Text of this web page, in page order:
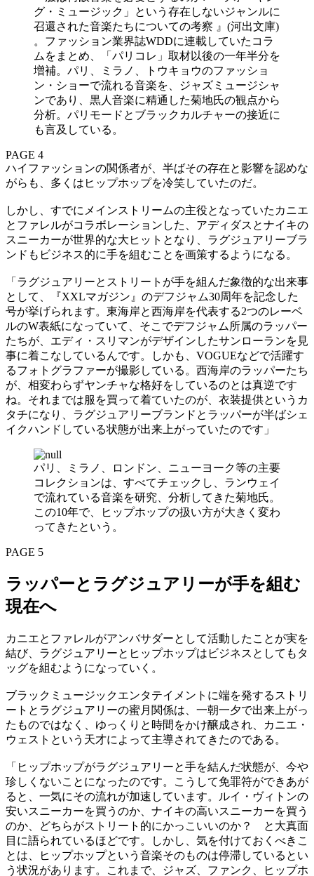
グ・ミュージック」という存在しないジャンルに
召還された音楽たちについての考察 』(河出文庫)
。ファッション業界誌WDDに連載していたコラ
ムをまとめ、「パリコレ」取材以後の一年半分を
増補。パリ、ミラノ、トウキョウのファッショ
ン・ショーで流れる音楽を、ジャズミュージシャ
ンであり、黒人音楽に精通した菊地氏の観点から
分析。パリモードとブラックカルチャーの接近に
も言及している。
PAGE 4
ハイファッションの関係者が、半ばその存在と影響を認めな
がらも、多くはヒップホップを冷笑していたのだ。
しかし、すでにメインストリームの主役となっていたカニエ
とファレルがコラボレーションした、アディダスとナイキの
スニーカーが世界的な大ヒットとなり、ラグジュアリーブラ
ンドもビジネス的に手を組むことを画策するようになる。
「ラグジュアリーとストリートが手を組んだ象徴的な出来事
として、『XXLマガジン』のデフジャム30周年を記念した
号が挙げられます。東海岸と西海岸を代表する2つのレーベ
ルのW表紙になっていて、そこでデフジャム所属のラッパー
たちが、エディ・スリマンがデザインしたサンローランを見
事に着こなしているんです。しかも、VOGUEなどで活躍す
るフォトグラファーが撮影している。西海岸のラッパーたち
が、相変わらずヤンチャな格好をしているのとは真逆です
ね。それまでは服を買って着ていたのが、衣装提供というカ
タチになり、ラグジュアリーブランドとラッパーが半ばシェ
イクハンドしている状態が出来上がっていたのです」
パリ、ミラノ、ロンドン、ニューヨーク等の主要
コレクションは、すべてチェックし、ランウェイ
で流れている音楽を研究、分析してきた菊地氏。
この10年で、ヒップホップの扱い方が大きく変わ
ってきたという。
PAGE 5
ラッパーとラグジュアリーが手を組む
現在へ
カニエとファレルがアンバサダーとして活動したことが実を
結び、ラグジュアリーとヒップホップはビジネスとしてもタ
ッグを組むようになっていく。
ブラックミュージックエンタテイメントに端を発するストリ
ートとラグジュアリーの蜜月関係は、一朝一夕で出来上がっ
たものではなく、ゆっくりと時間をかけ醸成され、カニエ・
ウェストという天才によって主導されてきたのである。
「ヒップホップがラグジュアリーと手を結んだ状態が、今や
珍しくないことになったのです。こうして免罪符ができあが
ると、一気にその流れが加速しています。ルイ・ヴィトンの
安いスニーカーを買うのか、ナイキの高いスニーカーを買う
のか、どちらがストリート的にかっこいいのか？ と大真面
目に語られているほどです。しかし、気を付けておくべきこ
とは、ヒップホップという音楽そのものは停滞しているとい
う状況があります。これまで、ジャズ、ファンク、ヒップホ